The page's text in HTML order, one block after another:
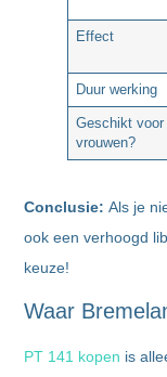
Effect
Duur werking
Geschikt voor
vrouwen?
Conclusie: Als je
ook een verhoogd
keuze!
Waar
PT 141 kopen is